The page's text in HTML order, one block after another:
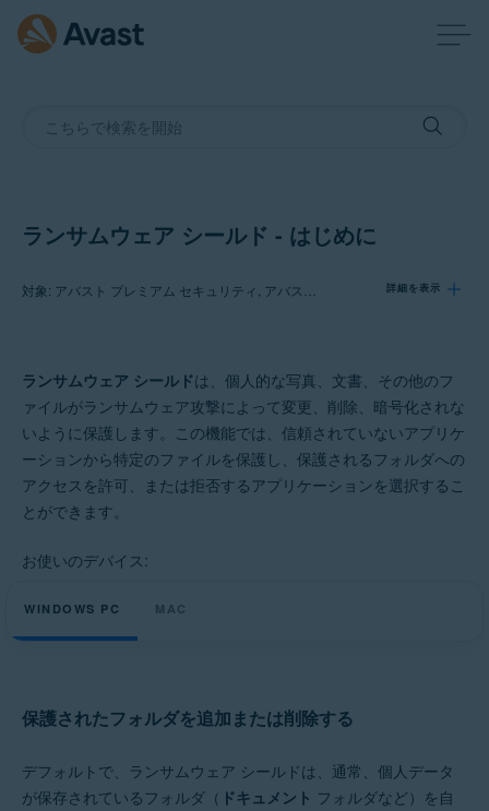
ランサムウェア シールド - はじめに
詳細を表示
アバスト プレミアム セキュリティ
オペレーティング システム:
Windows と MacOS
ランサムウェア シールドは、個人的な写真、文書、その他のフ
ァイルがランサムウェア攻撃によって変更、削除、暗号化されな
いように保護します。この機能では、信頼されていないアプリケ
ーションから特定のファイルを保護し、保護されるフォルダへの
アクセスを許可、または拒否するアプリケーションを選択するこ
とができます。
お使いのデバイス:
WINDOWS PC MAC
保護されたフォルダを追加または削除する
デフォルトで、ランサムウェア シールドは、通常、個人データ
が保存されているフォルダ（ ドキュメント フォルダなど）を自